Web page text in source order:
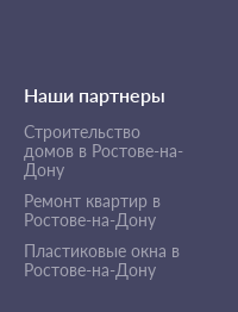
Наши партнеры
Строительство
домов в Ростове-на-
Дону
Ремонт квартир в
Ростове-на-Дону
Пластиковые окна в
Ростове-на-Дону